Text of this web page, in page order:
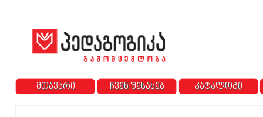
მთავარი ჩვენ შესახებ კატალოგი